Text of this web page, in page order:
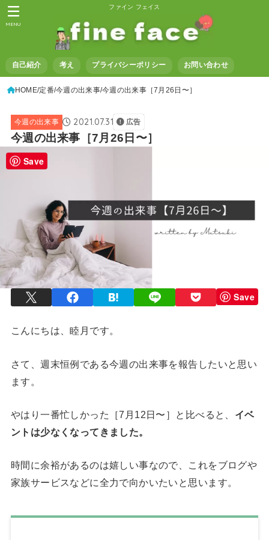
ファイン フェイス
自己紹介 考え プライバシーポリシー お問い合わせ
MENU
HOME 定番 今週の出来事 今週の出来事［7月26日〜］
今週の出来事 2021.07.31 広告
今週の出来事［7月26日〜］
Save
こんにちは、睦月です。
さて、週末恒例である今週の出来事を報告したいと思い
ます。
やはり一番忙しかった［7月12日〜］と比べると、 イベ
ントは少なくなってきました。
時間に余裕があるのは嬉しい事なので、これをブログや
家族サービスなどに全力で向かいたいと思います。
Save